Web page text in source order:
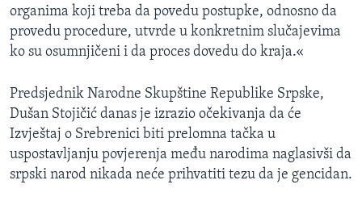
organima koji treba da povedu postupke, odnosno da
provedu procedure, utvrde u konkretnim slučajevima
ko su osumnjičeni i da proces dovedu do kraja.«
Predsjednik Narodne Skupštine Republike Srpske,
Dušan Stojičić danas je izrazio očekivanja da će
Izvještaj o Srebrenici biti prelomna tačka u
uspostavljanju povjerenja među narodima naglasivši da
srpski narod nikada neće prihvatiti tezu da je gencidan.